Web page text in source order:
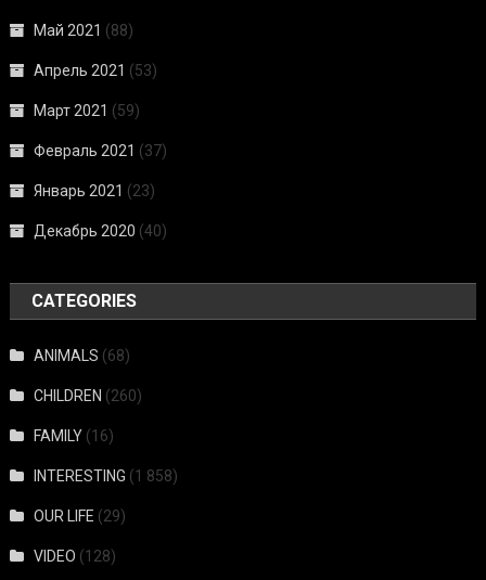
Май 2021 (88)
Апрель 2021 (53)
Март 2021 (59)
Февраль 2021 (37)
Январь 2021 (23)
Декабрь 2020 (40)
CATEGORIES
ANIMALS (68)
CHILDREN (260)
FAMILY (16)
INTERESTING (1 858)
OUR LIFE (29)
VIDEO (128)